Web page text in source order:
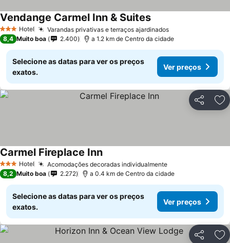
3 EstrelasHotel Varandas privativas e terraços ajardinados
Vendange Carmel Inn & Suites
8,4 Muito boa 2.400 a 1.2 km de Centro da cidade
Selecione as datas para ver os preços
exatos.
Ver preços
Partilhar
3 EstrelasHotel Acomodações decoradas individualmente
Carmel Fireplace Inn
8,2 Muito boa 2.272 a 0.4 km de Centro da cidade
Selecione as datas para ver os preços
exatos.
Ver preços
Partilhar